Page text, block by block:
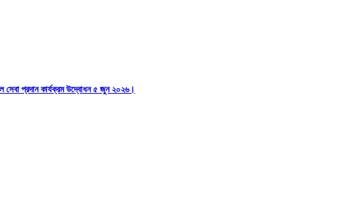
সেবা প্রদান কার্যক্রম উদ্বোধন ৫ জুন ২০২৬।